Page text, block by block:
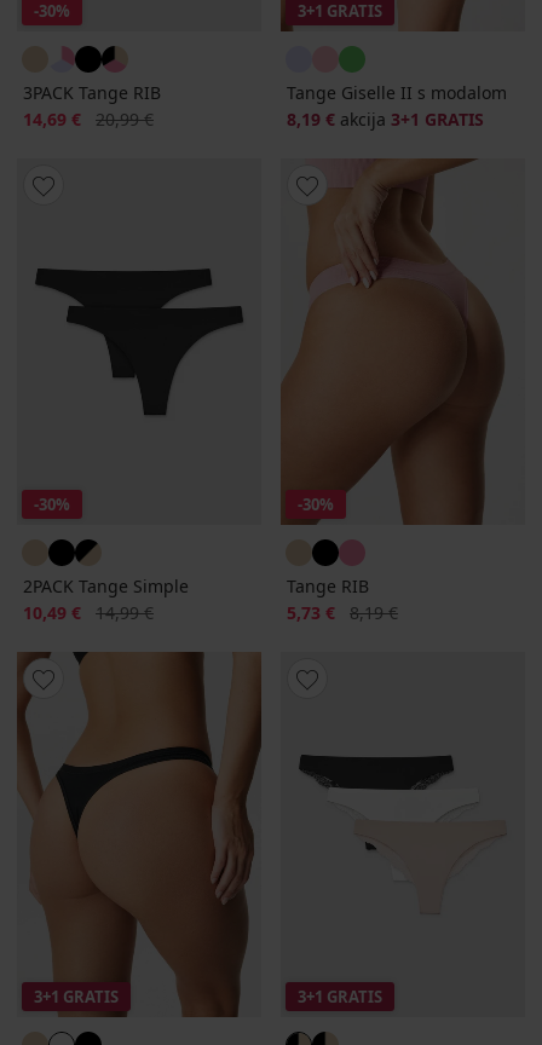
-30%
3PACK Tange RIB
Popust
14,69 € Prvobitna cijena
20,99 €
3+1 GRATIS
Tange Giselle II s modalom
8,19 € akcija 3+1 GRATIS
-30%
2PACK Tange Simple
Popust
10,49 € Prvobitna cijena
14,99 €
-30%
Tange RIB
Popust
5,73 € Prvobitna cijena
8,19 €
3+1 GRATIS 3+1 GRATIS